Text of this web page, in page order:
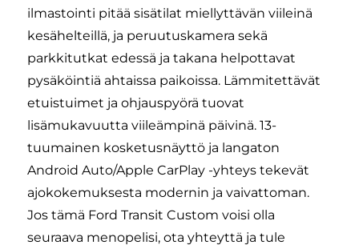
ilmastointi pitää sisätilat miellyttävän viileinä
kesähelteillä, ja peruutuskamera sekä
parkkitutkat edessä ja takana helpottavat
pysäköintiä ahtaissa paikoissa. Lämmitettävät
etuistuimet ja ohjauspyörä tuovat
lisämukavuutta viileämpinä päivinä. 13-
tuumainen kosketusnäyttö ja langaton
Android Auto/Apple CarPlay -yhteys tekevät
ajokokemuksesta modernin ja vaivattoman.
Jos tämä Ford Transit Custom voisi olla
seuraava menopelisi, ota yhteyttä ja tule